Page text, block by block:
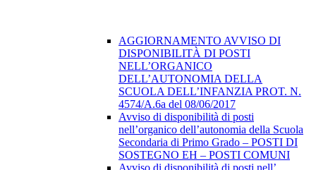
AGGIORNAMENTO AVVISO DI
DISPONIBILITÀ DI POSTI
NELL’ORGANICO
DELL’AUTONOMIA DELLA
SCUOLA DELL’INFANZIA PROT. N.
4574/A.6a del 08/06/2017
Avviso di disponibilità di posti
nell’organico dell’autonomia della Scuola
Secondaria di Primo Grado – POSTI DI
SOSTEGNO EH – POSTI COMUNI